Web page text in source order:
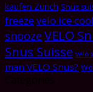
kaufen Zürich Snus
freeze velo ice cool
snooze VELO
Snus Suisse velo
man VELO Snus?